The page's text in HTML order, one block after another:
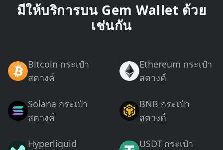
มีให้บริการบน Gem Wallet ด้วย
เช่นกัน
Bitcoin กระเป๋า
สตางค์
Ethereum กระเป๋า
สตางค์
Solana กระเป๋า
สตางค์
BNB กระเป๋า
สตางค์
Hyperliquid
USDT กระเป๋า